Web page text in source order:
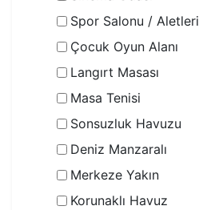
Spor Salonu / Aletleri
Çocuk Oyun Alanı
Langırt Masası
Masa Tenisi
Sonsuzluk Havuzu
Deniz Manzaralı
Merkeze Yakın
Korunaklı Havuz